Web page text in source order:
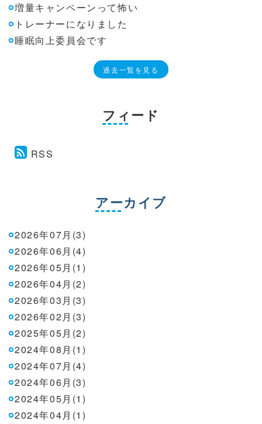
増量キャンペーンって怖い
トレーナーになりました
睡眠向上委員会です
過去一覧を見る
フィード
RSS
アーカイブ
2026年07月(3)
2026年06月(4)
2026年05月(1)
2026年04月(2)
2026年03月(3)
2026年02月(3)
2025年05月(2)
2024年08月(1)
2024年07月(4)
2024年06月(3)
2024年05月(1)
2024年04月(1)